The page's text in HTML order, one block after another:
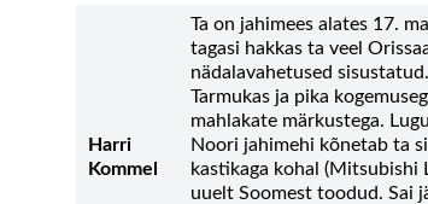
Harri
Kommel
Ta on jahimees alates 17.
tagasi hakkas ta veel
nädalavahetused
Tarmukas ja pika
mahlakate märkustega.
Noori jahimehi kõnetab ta
kastikaga kohal (Mitsubishi
uuelt Soomest toodud. Sai